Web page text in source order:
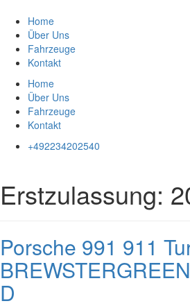
Inhalt
springen
Home
Über Uns
Fahrzeuge
Kontakt
Home
Über Uns
Fahrzeuge
Kontakt
+492234202540
Erstzulassung:
Porsche 991 911
D